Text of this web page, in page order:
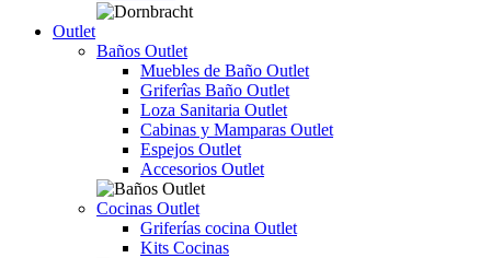
Outlet
Baños Outlet
Muebles de Baño Outlet
Griferîas Baño Outlet
Loza Sanitaria Outlet
Cabinas y Mamparas Outlet
Espejos Outlet
Accesorios Outlet
Cocinas Outlet
Griferías cocina Outlet
Kits Cocinas